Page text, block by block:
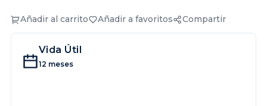
Añadir al carrito Añadir a favoritos Compartir
Vida Útil
12 meses